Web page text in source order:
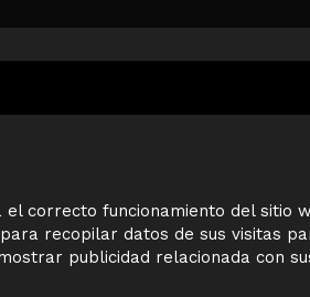
correcto funcionamiento del sitio
recopilar datos de sus visitas
publicidad relacionada con